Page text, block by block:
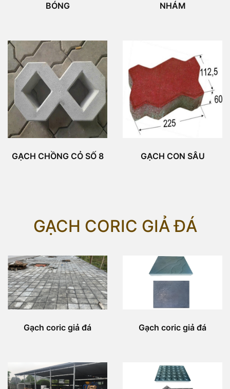
BÓNG
NHÁM
GẠCH CHỒNG CỎ SỐ 8 GẠCH CON SÂU
GẠCH CORIC GIẢ ĐÁ
Gạch coric giả đá Gạch coric giả đá